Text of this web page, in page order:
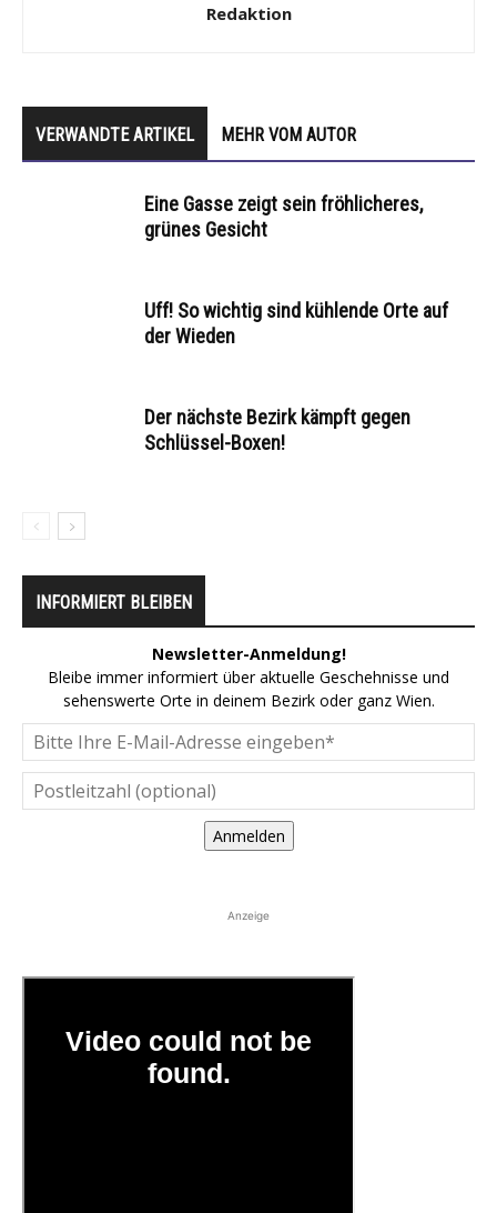
Redaktion
VERWANDTE ARTIKEL MEHR VOM AUTOR
Eine Gasse zeigt sein fröhlicheres,
grünes Gesicht
Uff! So wichtig sind kühlende Orte auf
der Wieden
Der nächste Bezirk kämpft gegen
Schlüssel-Boxen!
INFORMIERT BLEIBEN
Newsletter-Anmeldung!
Bleibe immer informiert über aktuelle Geschehnisse und
sehenswerte Orte in deinem Bezirk oder ganz Wien.
Anmelden
Anzeige